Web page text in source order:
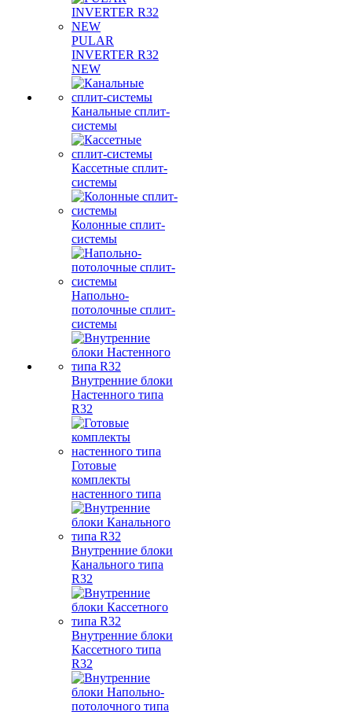
PULAR
INVERTER R32
NEW
Канальные сплит-
системы
Кассетные сплит-
системы
Колонные сплит-
системы
Напольно-
потолочные сплит-
системы
Внутренние блоки
Настенного типа
R32
Готовые
комплекты
настенного типа
Внутренние блоки
Канального типа
R32
Внутренние блоки
Кассетного типа
R32